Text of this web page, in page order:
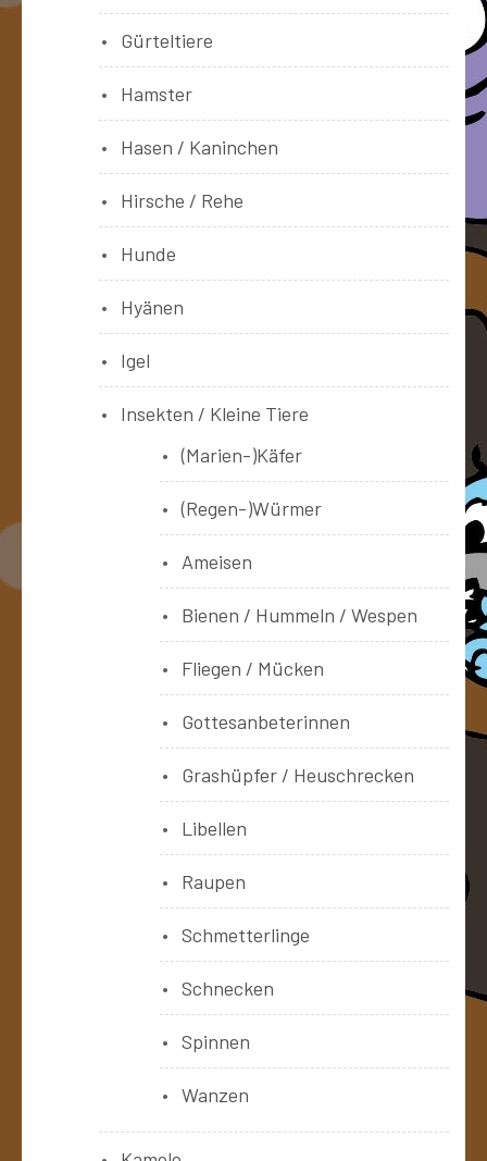
Gürteltiere
Hamster
Hasen / Kaninchen
Hirsche / Rehe
Hunde
Hyänen
Igel
Insekten / Kleine Tiere
(Marien-)Käfer
(Regen-)Würmer
Ameisen
Bienen / Hummeln / Wespen
Fliegen / Mücken
Gottesanbeterinnen
Grashüpfer / Heuschrecken
Libellen
Raupen
Schmetterlinge
Schnecken
Spinnen
Wanzen